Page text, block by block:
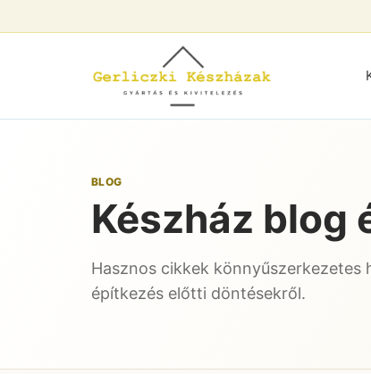
BLOG
Készház blog
Hasznos cikkek könnyűszerkezetes
építkezés előtti döntésekről.